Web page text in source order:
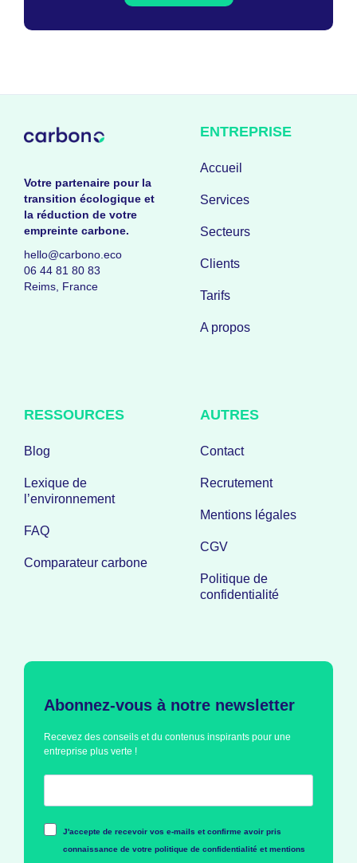
Votre partenaire pour la
transition écologique et
la réduction de votre
empreinte carbone.
hello@carbono.eco
06 44 81 80 83
Reims, France
ENTREPRISE
Accueil
Services
Secteurs
Clients
Tarifs
A propos
RESSOURCES
Blog
Lexique de
l’environnement
FAQ
Comparateur carbone
AUTRES
Contact
Recrutement
Mentions légales
CGV
Politique de
confidentialité
Abonnez-vous à notre newsletter
Recevez des conseils et du contenus inspirants pour une
entreprise plus verte !
J'accepte de recevoir vos e-mails et confirme avoir pris
connaissance de votre politique de confidentialité et mentions